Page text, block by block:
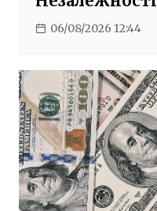
06/08/2026 12:44